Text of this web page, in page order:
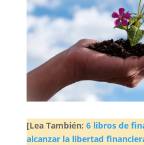
[Lea También: 6 libros de
alcanzar la libertad